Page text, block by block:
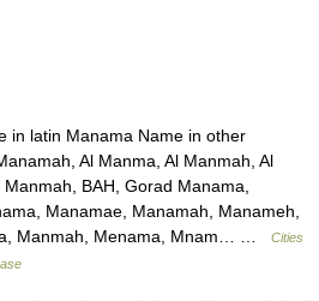
in latin Manama Name in other
Al Manma, Al Manmah, Al
BAH, Gorad Manama,
Manamae, Manamah, Manameh,
Manmah, Menama, Mnam… …
Cities